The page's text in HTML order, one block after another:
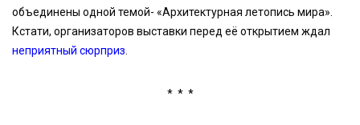
объединены одной темой- «Архитектурная летопись мира».
Кстати, организаторов выставки перед её открытием ждал
неприятный сюрприз
* * *